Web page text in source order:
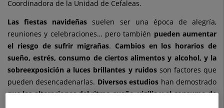
migrañas
Coordinadora de la Unidad de Cefaleas.
Las fiestas navideñas suelen ser una época de alegría,
reuniones y celebraciones… pero también pueden aumentar
el riesgo de sufrir migrañas. Cambios en los horarios de
sueño, estrés, consumo de ciertos alimentos y alcohol, y la
sobreexposición a luces brillantes y ruidosson factores que
pueden desencadenarlas. Diversos estudios han demostrado
que las alteraciones del ritmo sueño–vigilia y el consumo de